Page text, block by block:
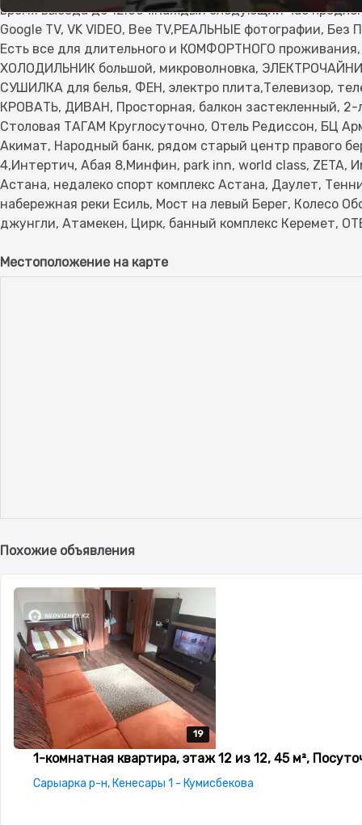
время выезда до 12.00ч.Каждый следующий час
Google TV, VK VIDEO, Bee TV,РЕАЛЬНЫЕ фотографии,
Есть все для длительного и КОМФОРТНОГО
ХОЛОДИЛЬНИК большой, микроволновка,
СУШИЛКА для белья, ФЕН, электро плита,Телевизор,
КРОВАТЬ, ДИВАН, Просторная, балкон застекленный,
Столовая ТАГАМ Круглосуточно, Отель Редиссон, БЦ
Акимат, Народный банк, рядом старый центр правого
4,Интертич, Абая 8,Минфин, park inn, world class, ZETA,
Астана, недалеко спорт комплекс Астана, Даулет,
набережная реки Есиль, Мост на левый Берег, Колесо
Местоположение на карте
Похожие объявления
19
19
19
19
19
1-комнатная квартира, этаж 12 из 12, 45 м²,
Сарыарка р-н, Кенесары 1 - Кумисбекова